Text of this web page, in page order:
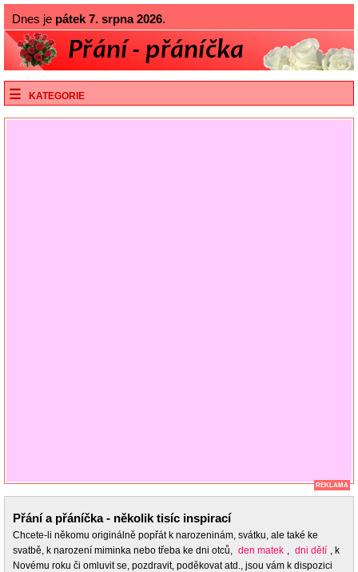
Dnes je pátek 7. srpna 2026.
KATEGORIE
REKLAMA
Přání a přáníčka - několik tisíc inspirací
Chcete-li někomu originálně popřát k narozeninám, svátku, ale také ke
svatbě, k narození miminka nebo třeba ke dni otců, den matek , dni dětí , k
Novému roku či omluvit se, pozdravit, poděkovat atd., jsou vám k dispozici